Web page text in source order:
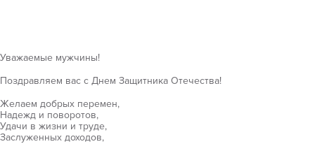
Уважаемые мужчины!
Поздравляем вас с Днем Защитника Отечества!
Желаем добрых перемен,
Надежд и поворотов,
Удачи в жизни и труде,
Заслуженных доходов,